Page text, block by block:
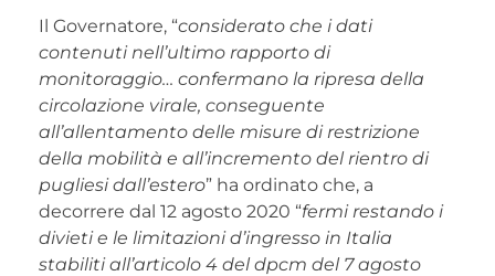
Il Governatore, “considerato che i dati
contenuti nell’ultimo rapporto di
monitoraggio… confermano la ripresa della
circolazione virale, conseguente
all’allentamento delle misure di restrizione
della mobilità e all’incremento del rientro di
pugliesi dall’estero” ha ordinato che, a
decorrere dal 12 agosto 2020 “fermi restando i
divieti e le limitazioni d’ingresso in Italia
stabiliti all’articolo 4 del dpcm del 7 agosto